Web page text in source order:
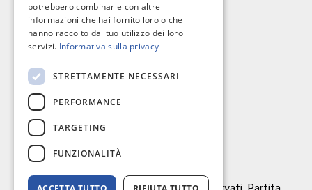
I nostri contatti
C.so Giannone, 184 - 71121 Foggia
0881 617004
richieste@omnibusimmobiliare.it
potrebbero combinarle con altre
informazioni che hai fornito loro o che
hanno raccolto dal tuo utilizzo dei loro
servizi. Informativa sulla privacy
STRETTAMENTE NECESSARI
PERFORMANCE
TARGETING
FUNZIONALITÀ